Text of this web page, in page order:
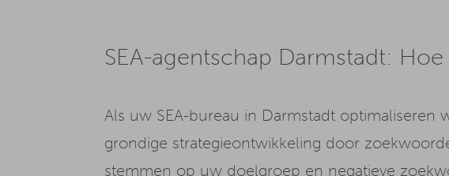
SEA-agentschap Darmstadt:
Als uw SEA-bureau in Darmstadt
grondige strategieontwikkeling door
stemmen op uw doelgroep en negatieve